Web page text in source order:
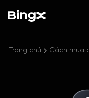
Trang chủ Cách mua